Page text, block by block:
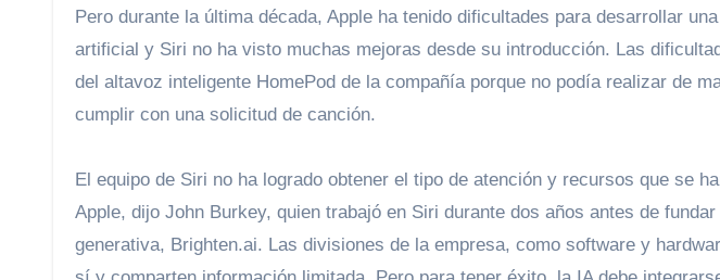
Pero durante la última década, Apple ha tenido dificultades para desarrollar
artificial y Siri no ha visto muchas mejoras desde su introducción. Las
del altavoz inteligente HomePod de la compañía porque no podía realizar de
cumplir con una solicitud de canción.
El equipo de Siri no ha logrado obtener el tipo de atención y recursos que se
Apple, dijo John Burkey, quien trabajó en Siri durante dos años antes de
generativa, Brighten.ai. Las divisiones de la empresa, como software y